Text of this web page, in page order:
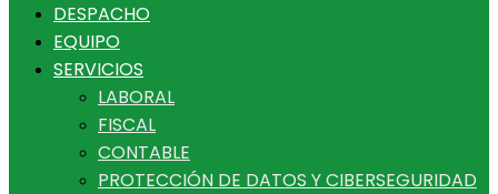
DESPACHO
EQUIPO
SERVICIOS
LABORAL
FISCAL
CONTABLE
PROTECCIÓN DE DATOS Y CIBERSEGURIDAD